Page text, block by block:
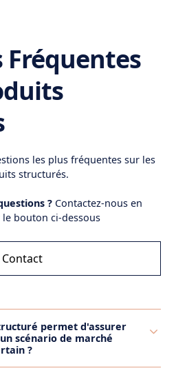
les plus fréquentes sur les
structurés.
? Contactez-nous en
bouton ci-dessous
Contact
permet d'assurer
scénario de marché
?